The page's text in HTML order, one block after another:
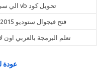
تحويل كود vb الي سي شارب Convert vb to C sharp
فتح فيجوال ستوديو 2015 لاول مرة Open Visual studio 2015
تعلم البرمجة بالعربي اون
عودة